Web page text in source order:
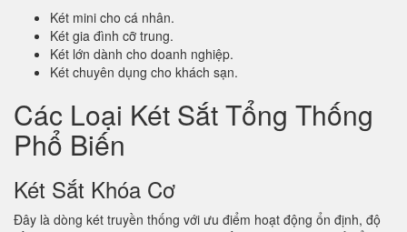
Két mini cho cá nhân.
Két gia đình cỡ trung.
Két lớn dành cho doanh nghiệp.
Két chuyên dụng cho khách sạn.
Các Loại Két Sắt Tổng Thống
Phổ Biến
Két Sắt Khóa Cơ
Đây là dòng két truyền thống với ưu điểm hoạt động ổn định, độ